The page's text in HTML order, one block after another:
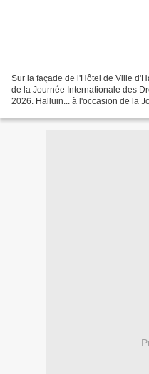
Sur la façade de l'Hôtel de Ville
de la Journée Internationale des
2026. Halluin... à l'occasion de la